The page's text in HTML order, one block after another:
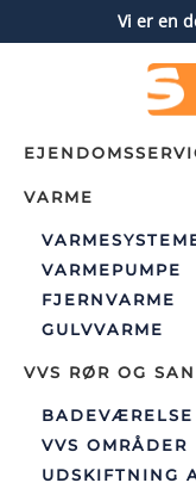
VARME
VARMEPUMPE
FJERNVARME
GULVVARME
VVS RØR OG
BADEVÆRELSE
VVS OMRÅDER
UDSKIFTNING
Vi er en